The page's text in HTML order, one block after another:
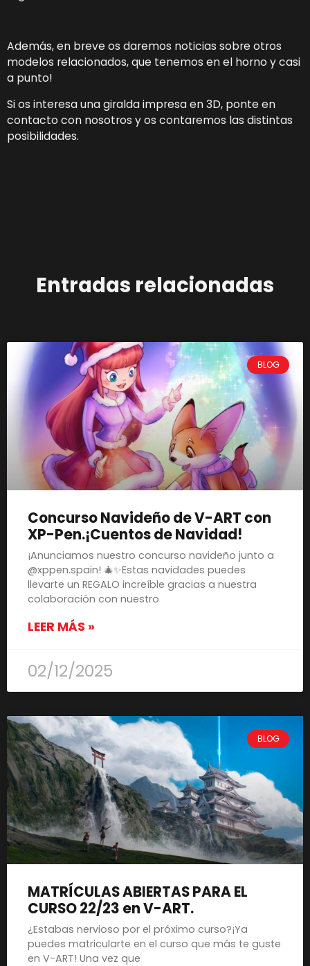
Además, en breve os daremos noticias sobre otros
modelos relacionados, que tenemos en el horno y casi
a punto!
Si os interesa una giralda impresa en 3D, ponte en
contacto con nosotros y os contaremos las distintas
posibilidades.
Entradas relacionadas
BLOG
Concurso Navideño de V-ART con
XP-Pen.¡Cuentos de Navidad!
¡Anunciamos nuestro concurso navideño junto a
@xppen.spain! 🎄✨Estas navidades puedes
llevarte un REGALO increíble gracias a nuestra
colaboración con nuestro
LEER MÁS »
02/12/2025
BLOG
MATRÍCULAS ABIERTAS PARA EL
CURSO 22/23 en V-ART.
¿Estabas nervioso por el próximo curso?¡Ya
puedes matricularte en el curso que más te guste
en V-ART! Una vez que